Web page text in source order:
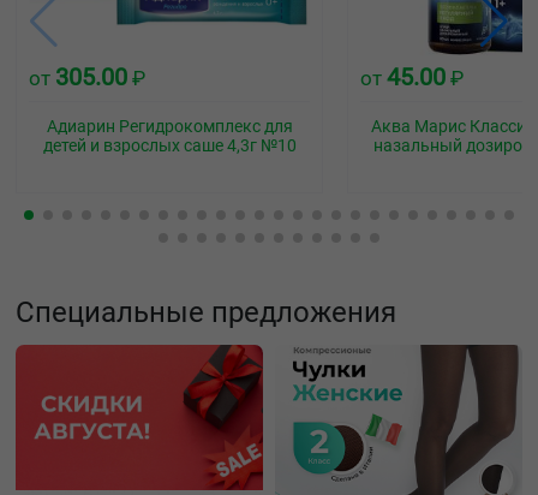
от 305.00 ₽
Адиарин Регидрокомплекс для
детей и взрослых саше 4,3г №10
от45.00 ₽
Аква Марис
назальный
Специальные предложения